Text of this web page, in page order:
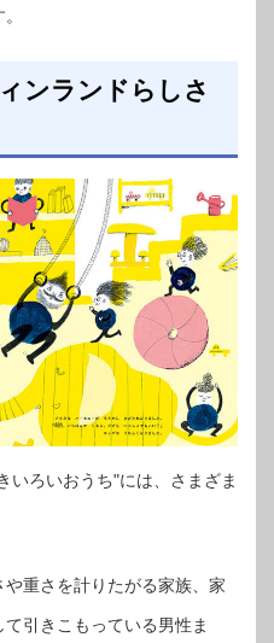
ンランドらしさ
いろいおうち"には、さまざま
重さを計りたがる家族、家
引きこもっている男性ま